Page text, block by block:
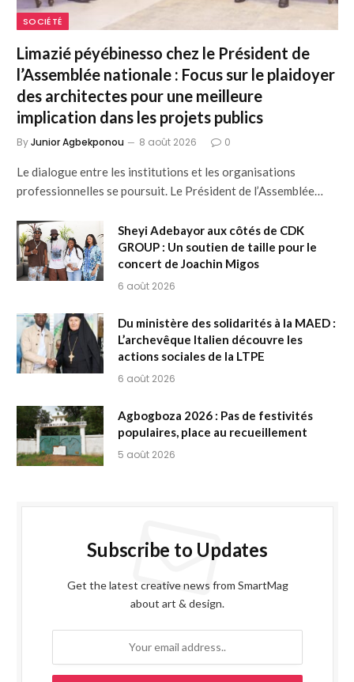
SOCIÉTÉ
Limazié péyébinesso chez le Président de
l’Assemblée nationale : Focus sur le plaidoyer
des architectes pour une meilleure
implication dans les projets publics
ByJunior Agbekponou 8 août 2026 0
Le dialogue entre les institutions et les organisations
professionnelles se poursuit. Le Président de l’Assemblée…
Sheyi Adebayor aux côtés de CDK
GROUP : Un soutien de taille pour le
concert de Joachin Migos
6 août 2026
Du ministère des solidarités à la MAED :
L’archevêque Italien découvre les
actions sociales de la LTPE
6 août 2026
Agbogboza 2026 : Pas de festivités
populaires, place au recueillement
5 août 2026
Subscribe to Updates
Get the latest creative news from SmartMag
about art & design.